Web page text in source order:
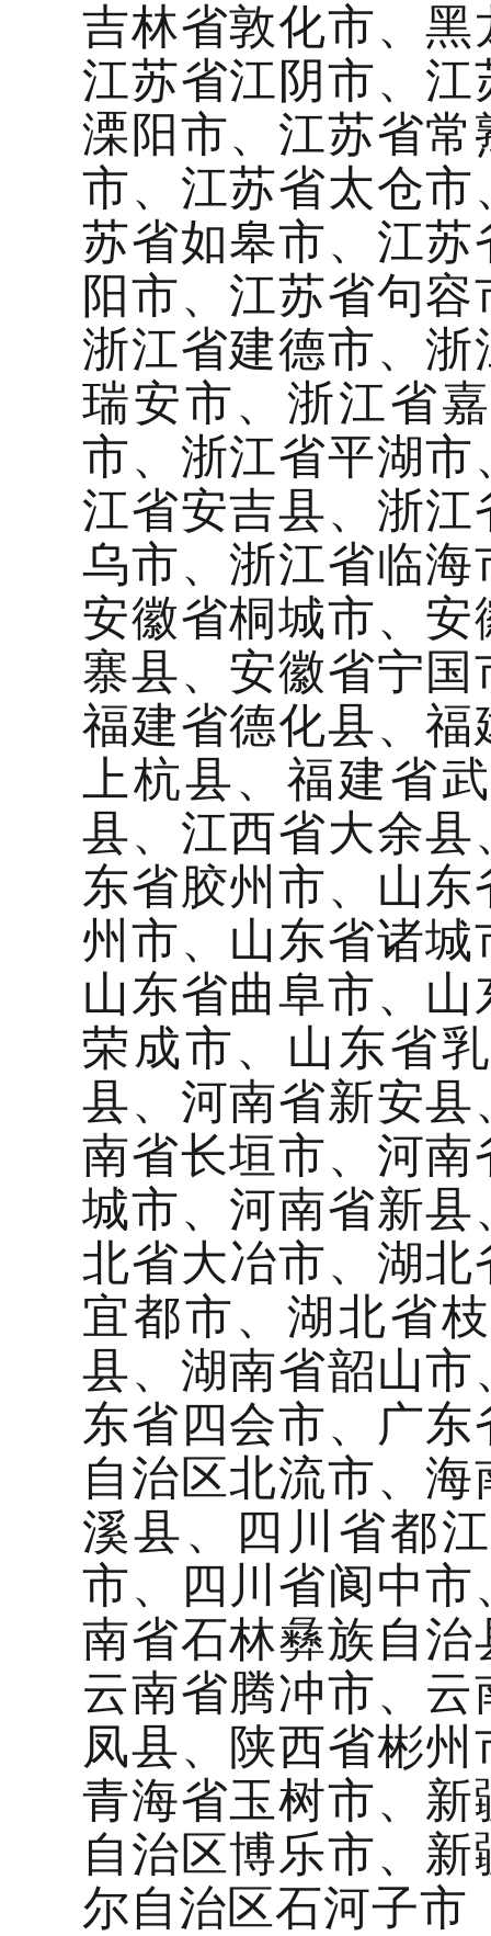
吉林省敦化市、
江苏省江阴市、
溧阳市、江苏省
市、江苏省太仓
苏省如皋市、江
阳市、江苏省句
浙江省建德市、
瑞安市、浙江省
市、浙江省平湖
江省安吉县、浙
乌市、浙江省临
安徽省桐城市、
寨县、安徽省宁
福建省德化县、
上杭县、福建省
县、江西省大余
东省胶州市、山
州市、山东省诸
山东省曲阜市、
荣成市、山东省
县、河南省新安
南省长垣市、河
城市、河南省新
北省大冶市、湖
宜都市、湖北省
县、湖南省韶山
东省四会市、广
自治区北流市、
溪县、四川省都
市、四川省阆中
南省石林彝族自
云南省腾冲市、
凤县、陕西省彬
青海省玉树市、
自治区博乐市、
尔自治区石河子市